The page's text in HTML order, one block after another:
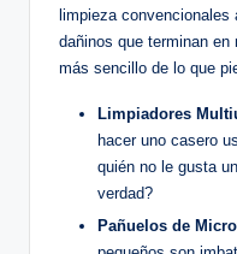
limpieza
dañinos que terminan
más sencillo de lo que
Limpiadores
hacer uno casero
quién no le gusta
verdad?
Pañuelos de